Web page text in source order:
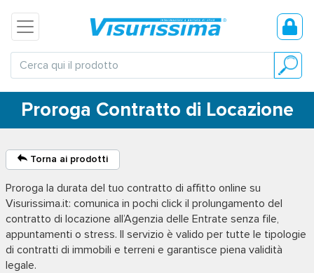
Proroga Contratto di Locazione
Torna ai prodotti
Proroga la durata del tuo contratto di affitto online su
Visurissima.it: comunica in pochi click il prolungamento del
contratto di locazione all’Agenzia delle Entrate senza file,
appuntamenti o stress. Il servizio è valido per tutte le tipologie
di contratti di immobili e terreni e garantisce piena validità
legale.